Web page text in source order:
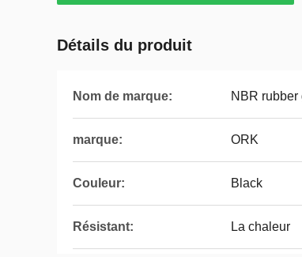
Détails du produit
Nom de marque: NBR rubber
marque: ORK
Couleur: Black
Résistant: La chaleur